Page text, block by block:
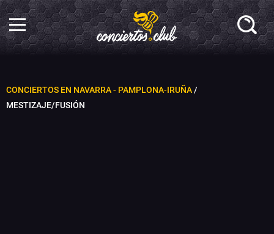
CONCIERTOS EN NAVARRA - PAMPLONA-IRUÑA/
MESTIZAJE/FUSIÓN